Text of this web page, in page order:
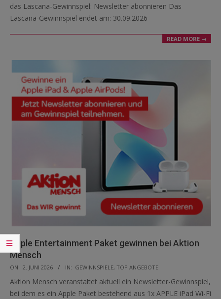
das Lascana-Gewinnspiel: Newsletter abonnieren Das
Lascana-Gewinnspiel endet am: 30.09.2026
READ MORE →
Apple Entertainment Paket gewinnen bei Aktion
Mensch
2026-
06-
02
ON: 2. JUNI 2026 IN: GEWINNSPIELE, TOP ANGEBOTE
Aktion Mensch veranstaltet aktuell ein Newsletter-Gewinnspiel,
bei dem es ein Apple Paket bestehend aus 1x APPLE iPad Wi-Fi